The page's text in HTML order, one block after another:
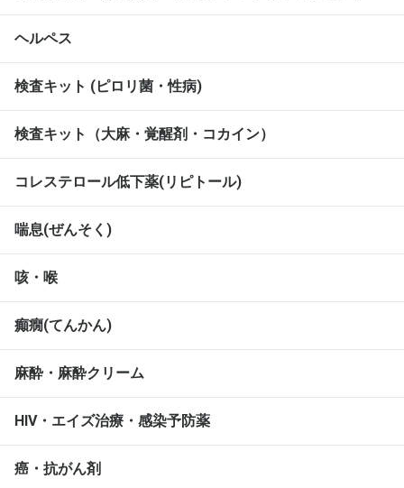
ヘルペス
検査キット (ピロリ菌・性病)
検査キット（大麻・覚醒剤・コカイン）
コレステロール低下薬(リピトール)
喘息(ぜんそく)
咳・喉
癲癇(てんかん)
麻酔・麻酔クリーム
HIV・エイズ治療・感染予防薬
癌・抗がん剤